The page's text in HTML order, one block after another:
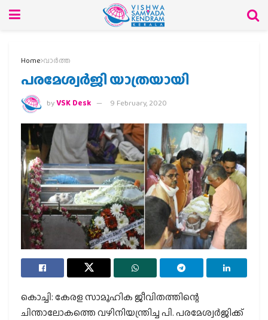
Home വാര്‍ത്ത
പരമേശ്വര്‍ജി യാത്രയായി
byVSK Desk 9 February, 2020
കൊച്ചി: കേരള സാമൂഹിക ജീവിതത്തിന്റെ
ചിന്താലോകത്തെ വഴിനിയന്ത്രിച്ച പി. പരമേശ്വര്‍ജിക്ക്